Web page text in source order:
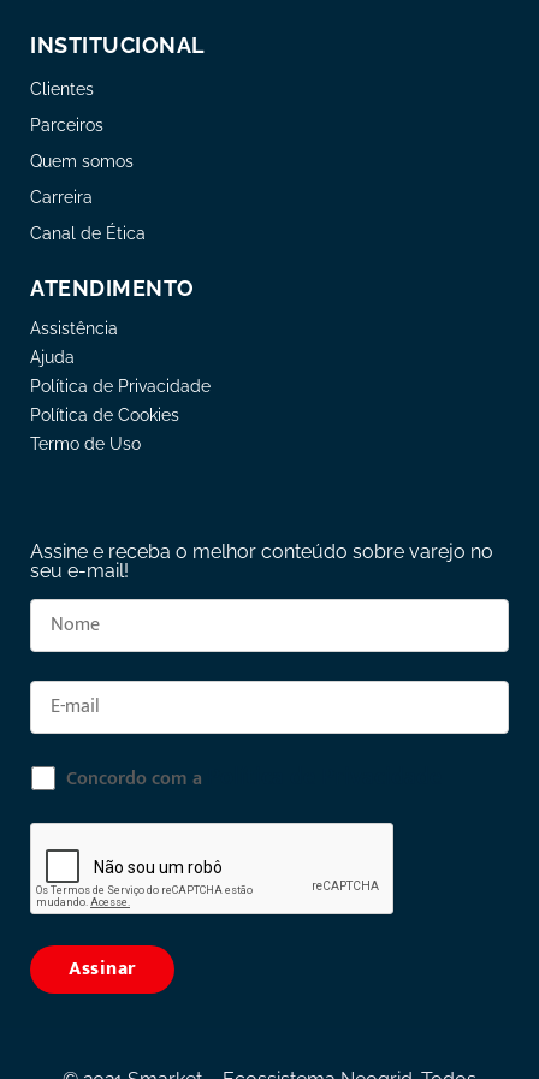
INSTITUCIONAL
Clientes
Parceiros
Quem somos
Carreira
Canal de Ética
ATENDIMENTO
Assistência
Ajuda
Política de Privacidade
Política de Cookies
Termo de Uso
Assine e receba o melhor conteúdo sobre varejo no
seu e-mail!
Concordo com a